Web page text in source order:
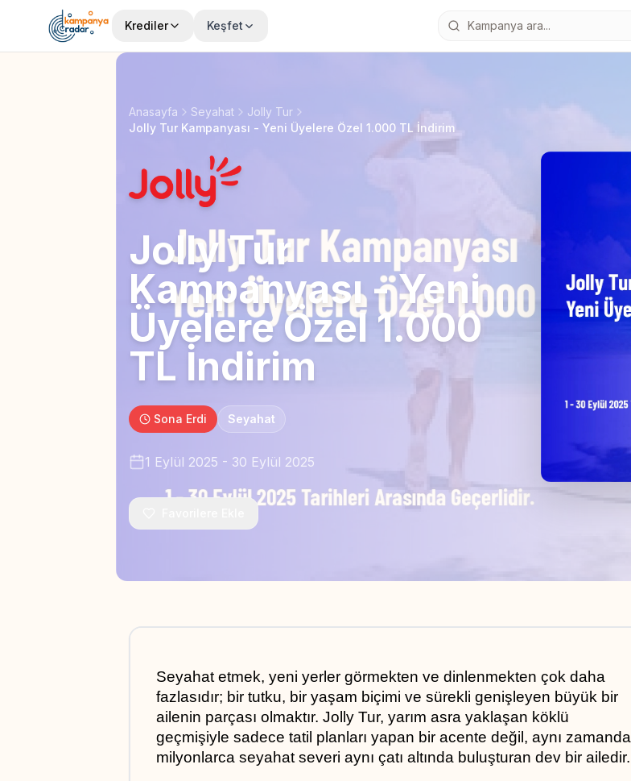
Krediler Keşfet
Anasayfa Seyahat
Jolly Tur
Jolly Tur Kampanyası - Yeni Üyelere Özel 1.000 TL İndirim
Jolly Tur
Kampanyası - Yeni
Üyelere Özel 1.000
TL İndirim
Sona Erdi Seyahat
1 Eylül 2025 - 30 Eylül 2025
Seyahat etmek, yeni yerler görmekten ve dinlenmekten çok daha
fazlasıdır; bir tutku, bir yaşam biçimi ve sürekli genişleyen büyük bir
ailenin parçası olmaktır. Jolly Tur, yarım asra yaklaşan köklü
geçmişiyle sadece tatil planları yapan bir acente değil, aynı zamanda
milyonlarca seyahat severi aynı çatı altında buluşturan dev bir ailedir.